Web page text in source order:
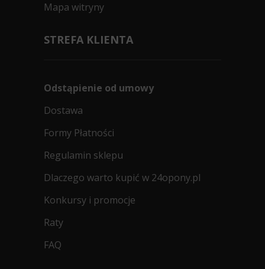
Mapa witryny
STREFA KLIENTA
Odstąpienie od umowy
Dostawa
Formy Płatności
Regulamin sklepu
Dlaczego warto kupić w 24opony.pl
Konkursy i promocje
Raty
FAQ